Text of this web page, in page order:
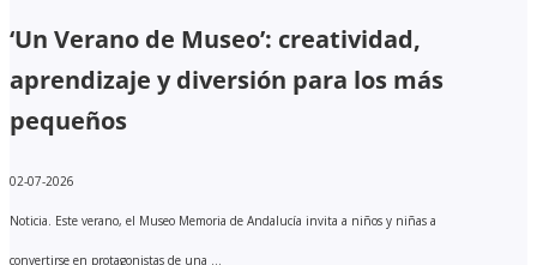
‘Un Verano de Museo’: creatividad,
aprendizaje y diversión para los más
pequeños
02-07-2026
Noticia. Este verano, el Museo Memoria de Andalucía invita a niños y niñas a
convertirse en protagonistas de una ...